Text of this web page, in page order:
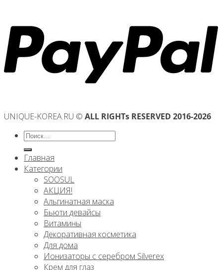
UNIQUE-KOREA.RU © ALL RIGHTs RESERVED 2016-2026
Искать:
Главная
Категории
SOOSUL
АКЦИЯ!
Альгинатная маска
Бьюти девайсы
Витамины
Декоративная косметика
Для дома
Ионизаторы с серебром Silverex
Крем для глаз